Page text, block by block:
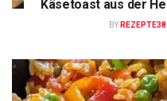
Käsetoast aus der
BY REZEPTE38